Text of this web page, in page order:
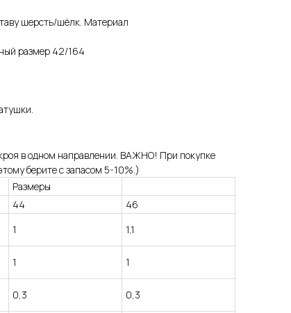
шерсть/шёлк. Материал
размер 42/164
в одном направлении. ВАЖНО! При покупке
берите с запасом 5-10%.)
Размеры
44
46
1
1,1
1
1
0,3
0,3